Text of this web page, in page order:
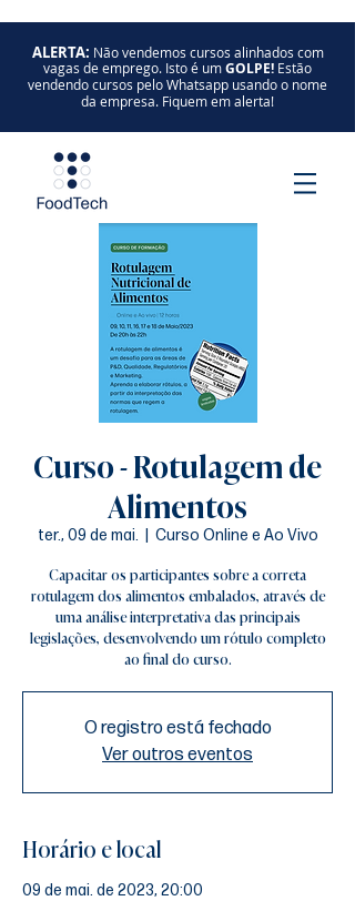
ALERTA: Não vendemos cursos alinhados com
vagas de emprego. Isto é umGOLPE! Estão
vendendo cursos pelo Whatsapp usando o nome
da empresa. Fiquem em alerta!
Curso - Rotulagem de
Alimentos
ter., 09 de mai. Curso Online e Ao Vivo
Capacitar os participantes sobre a correta
rotulagem dos alimentos embalados, através de
uma análise interpretativa das principais
legislações, desenvolvendo um rótulo completo
ao final do curso.
O registro está fechado
Ver outros eventos
Horário e local
09 de mai. de 2023, 20:00